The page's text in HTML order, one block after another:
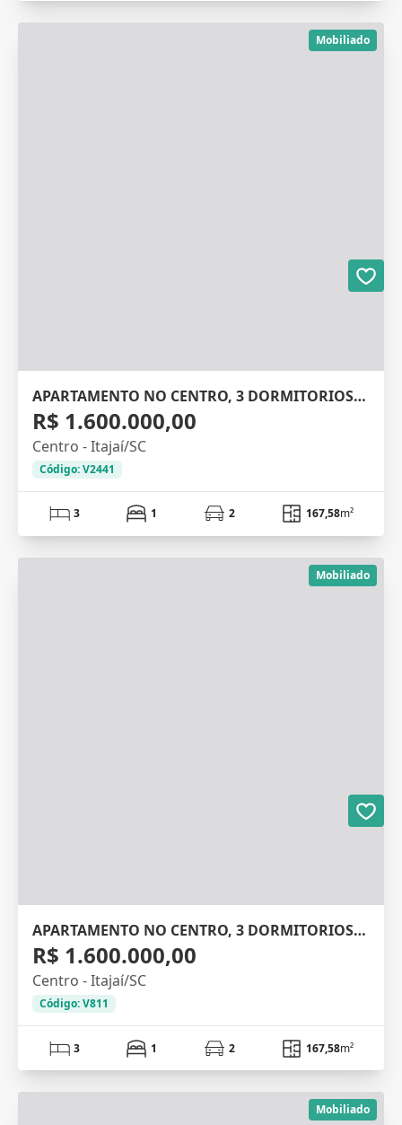
Mobiliado
APARTAMENTO NO CENTRO, 3 DORMITORIOS, 167M²
R$ 1.600.000,00
Centro - Itajaí/SC
Código: V2441
3 1 2 167,58m²
Mobiliado
APARTAMENTO NO CENTRO, 3 DORMITORIOS, 167M²
R$ 1.600.000,00
Centro - Itajaí/SC
Código: V811
3 1 2 167,58m²
Mobiliado